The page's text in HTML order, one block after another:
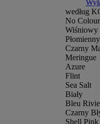
według
No Colour
Wiśniowy
Płomienny
Czarny
Meringue
Azure
Flint
Sea Salt
Biały
Bleu
Czarny
Shell Pink